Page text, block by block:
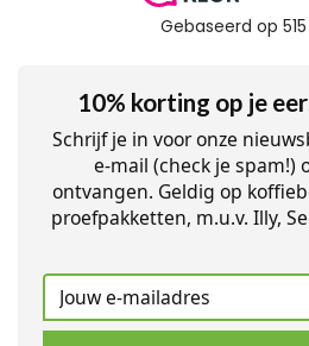
10% korting op je
Schrijf je in voor onze
e-mail (check je spam!)
ontvangen. Geldig op
proefpakketten, m.u.v. Illy,